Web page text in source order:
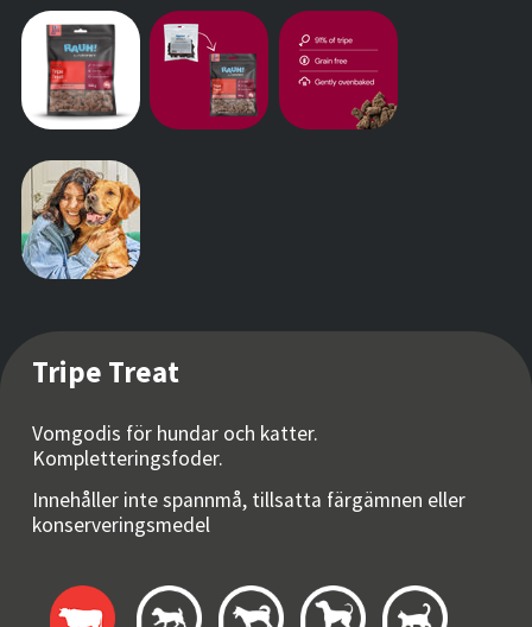
Tripe Treat
Vomgodis för hundar och katter.
Kompletteringsfoder.
Innehåller inte spannmå, tillsatta färgämnen eller
konserveringsmedel